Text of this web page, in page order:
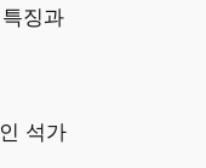
징과
석가